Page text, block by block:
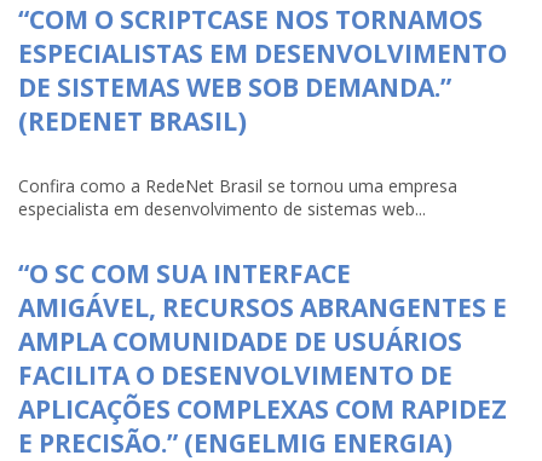
“COM O SCRIPTCASE NOS TORNAMOS
ESPECIALISTAS EM DESENVOLVIMENTO
DE SISTEMAS WEB SOB DEMANDA.”
(REDENET BRASIL)
Confira como a RedeNet Brasil se tornou uma empresa
especialista em desenvolvimento de sistemas web...
“O SC COM SUA INTERFACE
AMIGÁVEL, RECURSOS ABRANGENTES E
AMPLA COMUNIDADE DE USUÁRIOS
FACILITA O DESENVOLVIMENTO DE
APLICAÇÕES COMPLEXAS COM RAPIDEZ
E PRECISÃO.” (ENGELMIG ENERGIA)